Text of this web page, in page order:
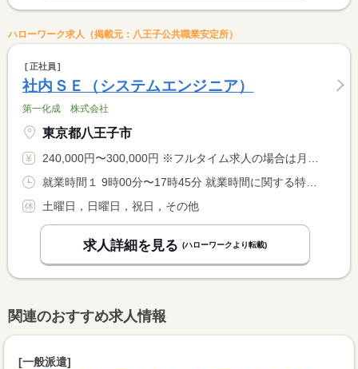
ハローワーク求人（掲載元：八王子公共職業安定所）
正社員
社内ＳＥ（システムエンジニア）
第一化成 株式会社
東京都八王子市
240,000円〜300,000円 ※フルタイム求人の場合は月額（換算額）、パート求人の場合は時間額を表示しています。
土曜日，日曜日，祝日，その他
求人詳細を見る (ハローワークより転載)
関連のおすすめ求人情報
[一般派遣]